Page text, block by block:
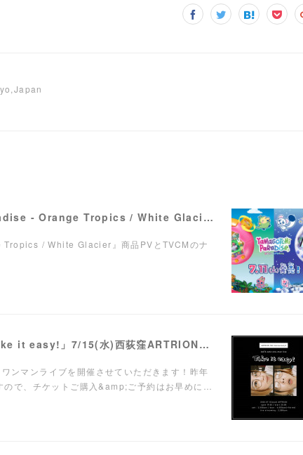
【ナレーション】『Tamagotchi Paradise - Orange Tropics / White Glacier』商品PV／TVCM
/ White Glacier』商品PVとTVCMのナ
【LIVE】弾き語りワンマンライブ「Take it easy!」7/15(水)西荻窪ARTRIONにて開催！
ンマンライブを開催させていただきます！昨年
で、チケットご購入&amp;ご予約はお早めに…